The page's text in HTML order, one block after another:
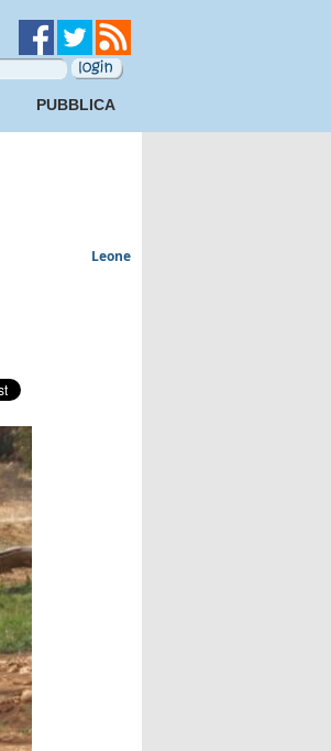
PUBBLICA
Leone